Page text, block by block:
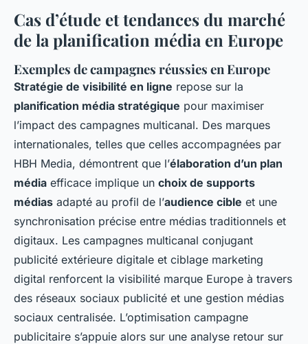
Cas d’étude et tendances du marché
de la planification média en Europe
Exemples de campagnes réussies en Europe
Stratégie de visibilité en ligne repose sur la
planification média stratégique pour maximiser
l’impact des campagnes multicanal. Des marques
internationales, telles que celles accompagnées par
HBH Media, démontrent que l’élaboration d’un plan
média efficace implique un choix de supports
médias adapté au profil de l’audience cible et une
synchronisation précise entre médias traditionnels et
digitaux. Les campagnes multicanal conjugant
publicité extérieure digitale et ciblage marketing
digital renforcent la visibilité marque Europe à travers
des réseaux sociaux publicité et une gestion médias
sociaux centralisée. L’optimisation campagne
publicitaire s’appuie alors sur une analyse retour sur